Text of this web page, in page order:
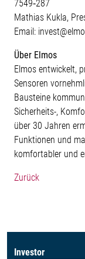
7549‐287
Mathias Kukla,
Email:
Über Elmos
Elmos entwickelt,
Sensoren
Bausteine
Sicherheits-,
über 30 Jahren
Funktionen und
komfortabler und
Zurück
Investor